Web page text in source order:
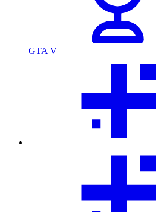
GTA V